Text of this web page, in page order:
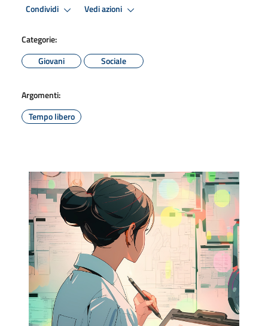
Condividi Vedi azioni
Categorie:
Giovani
Sociale
Argomenti:
Tempo libero